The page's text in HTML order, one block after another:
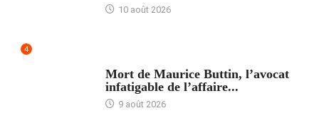
10 août 2026
4
Mort de Maurice Buttin, l’avocat
infatigable de l’affaire...
9 août 2026